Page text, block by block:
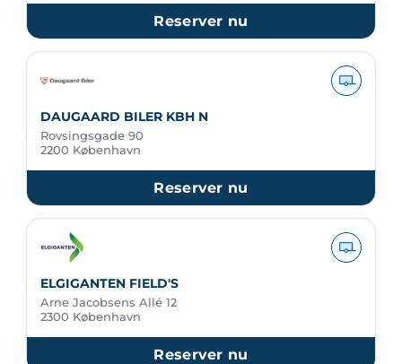
Reserver nu
DAUGAARD BILER KBH N
Rovsingsgade 90
2200 København
Reserver nu
ELGIGANTEN FIELD'S
Arne Jacobsens Allé 12
2300 København
Reserver nu